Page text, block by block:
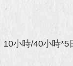
小時/40小時*5